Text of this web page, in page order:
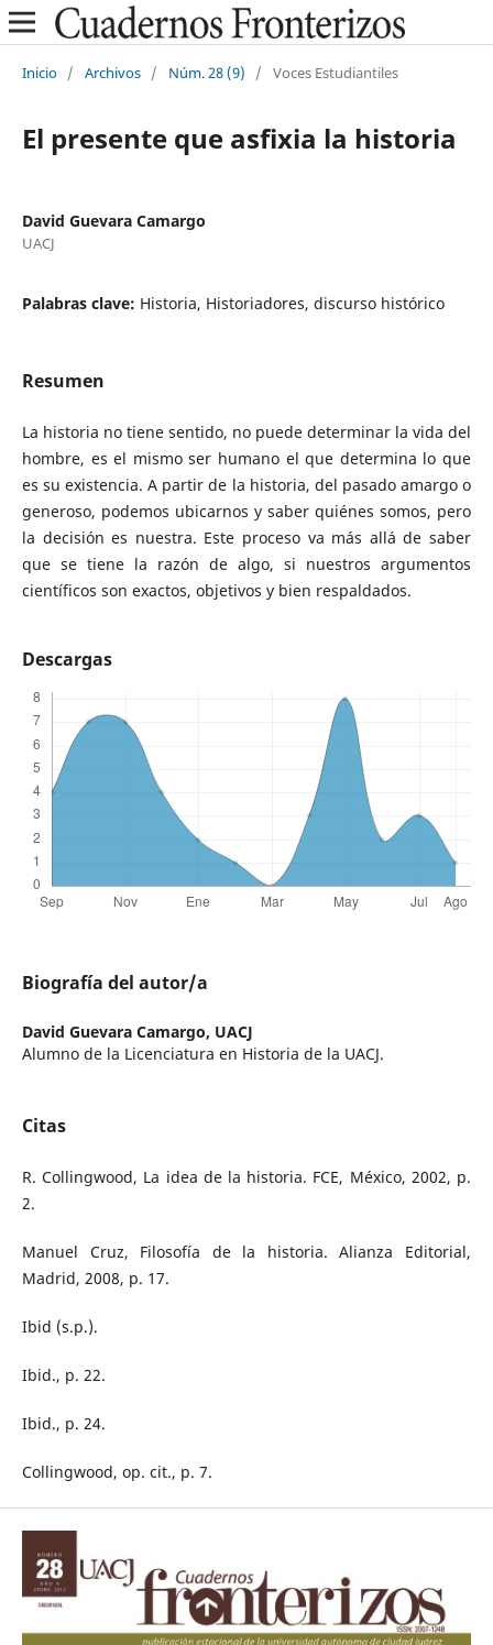
Inicio / Archivos / Núm. 28 (9) / Voces Estudiantiles
El presente que asfixia la historia
David Guevara Camargo
UACJ
Palabras clave: Historia, Historiadores, discurso histórico
Resumen
La historia no tiene sentido, no puede determinar la vida del
hombre, es el mismo ser humano el que determina lo que
es su existencia. A partir de la historia, del pasado amargo o
generoso, podemos ubicarnos y saber quiénes somos, pero
la decisión es nuestra. Este proceso va más allá de saber
que se tiene la razón de algo, si nuestros argumentos
científicos son exactos, objetivos y bien respaldados.
Descargas
Biografía del autor/a
David Guevara Camargo, UACJ
Alumno de la Licenciatura en Historia de la UACJ.
Citas
R. Collingwood, La idea de la historia. FCE, México, 2002, p.
2.
Manuel Cruz, Filosofía de la historia. Alianza Editorial,
Madrid, 2008, p. 17.
Ibid (s.p.).
Ibid., p. 22.
Ibid., p. 24.
Collingwood, op. cit., p. 7.